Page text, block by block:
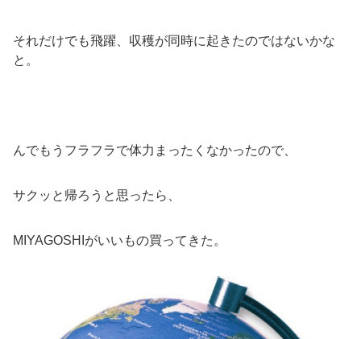
それだけでも飛躍、収穫が同時に起きたのではないかな
と。
んでもうフラフラで体力まったくなかったので、
サクッと帰ろうと思ったら、
MIYAGOSHIがいいもの買ってきた。